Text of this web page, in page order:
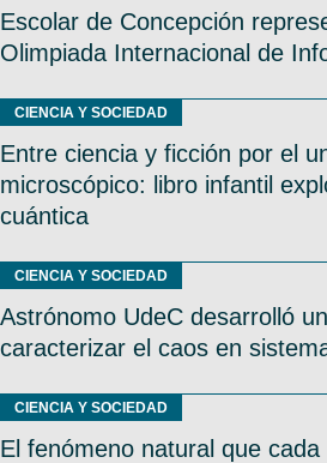
Escolar de Concepción
Olimpiada Internacional de
CIENCIA Y SOCIEDAD
Entre ciencia y ficción por el
microscópico: libro infantil
cuántica
CIENCIA Y SOCIEDAD
Astrónomo UdeC desarrolló
caracterizar el caos en
CIENCIA Y SOCIEDAD
El fenómeno natural que